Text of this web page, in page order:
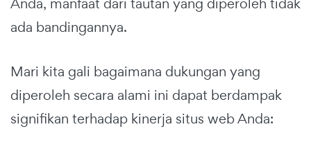
Anda, manfaat dari tautan yang diperoleh tidak
ada bandingannya.
Mari kita gali bagaimana dukungan yang
diperoleh secara alami ini dapat berdampak
signifikan terhadap kinerja situs web Anda: